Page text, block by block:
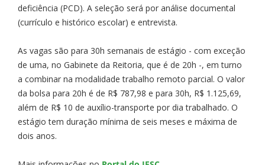
deficiência (PCD). A seleção será por análise documental
(currículo e histórico escolar) e entrevista.
As vagas são para 30h semanais de estágio - com exceção
de uma, no Gabinete da Reitoria, que é de 20h -, em turno
a combinar na modalidade trabalho remoto parcial. O valor
da bolsa para 20h é de R$ 787,98 e para 30h, R$ 1.125,69,
além de R$ 10 de auxílio-transporte por dia trabalhado. O
estágio tem duração mínima de seis meses e máxima de
dois anos.